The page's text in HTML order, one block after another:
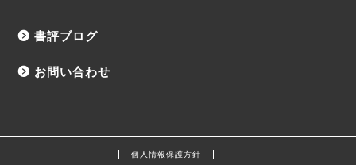
書評ブログ
お問い合わせ
個人情報保護方針